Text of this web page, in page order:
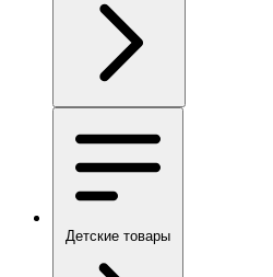
Детские товары